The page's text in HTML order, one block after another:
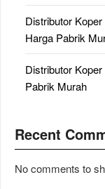
Distributor
Harga Pabrik
Distributor
Pabrik Murah
Recent
No comments to